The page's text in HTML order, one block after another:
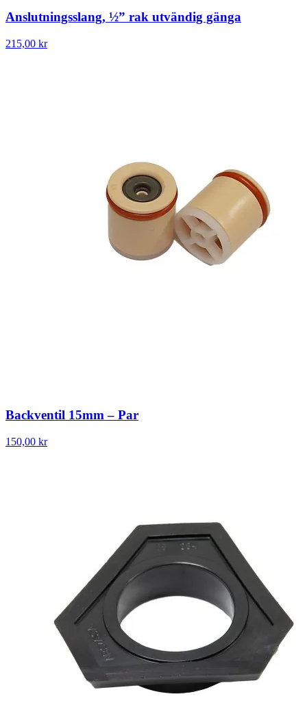
Anslutningsslang, ½” rak utvändig gänga
215,00 kr
Backventil 15mm – Par
150,00 kr